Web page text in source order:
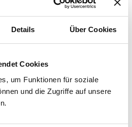
Details Über Cookies
Cookies
um Funktionen für soziale
und die Zugriffe auf unsere
Unterstützung für ein
Hier können Sie
Fördermitteldatenbank und
recherchieren. Bei der
und Kleinschreibung